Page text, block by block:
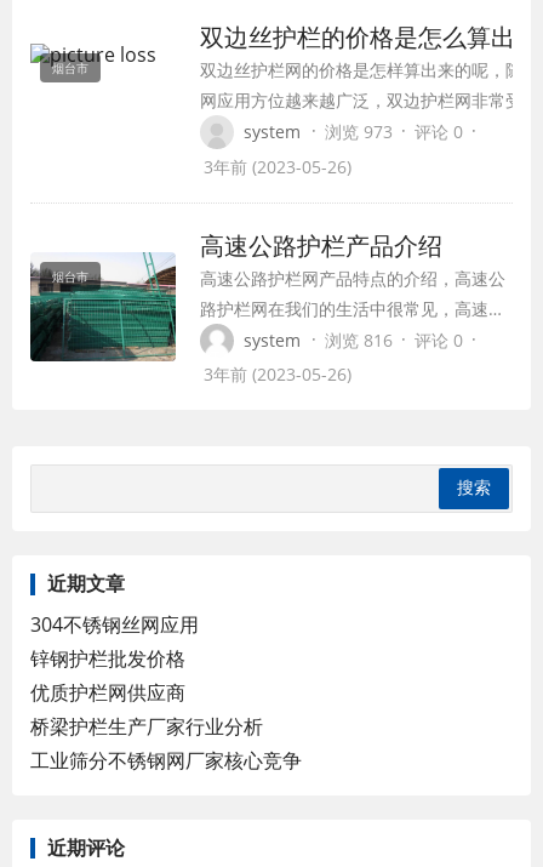
烟台市
双边丝护栏的价格是怎么算出
双边丝护栏网的价格是怎样算出来的呢，随
网应用方位越来越广泛，双边护栏网非常受
青睐由于双边丝护栏网价格特别的便宜，同
质量也很不错，所有性价比就很高。双边丝
片和立柱两部分组成，下面我们细致介绍一
丝护栏网价格的计算方法，期望会对您有所
system · 浏览 973 · 评论 0 ·
3年前 (2023-05-26)
烟台市
高速公路护栏产品介绍
高速公路护栏网产品特点的介绍，高速公
路护栏网在我们的生活中很常见，高速公
路护栏网是一种采国国产用冷拔低碳钢
丝、PVC丝焊接成，具有隔离作用的护栏
system · 浏览 816 · 评论 0 ·
3年前 (2023-05-26)
近期文章
304不锈钢丝网应用
锌钢护栏批发价格
优质护栏网供应商
桥梁护栏生产厂家行业分析
工业筛分不锈钢网厂家核心竞争
近期评论